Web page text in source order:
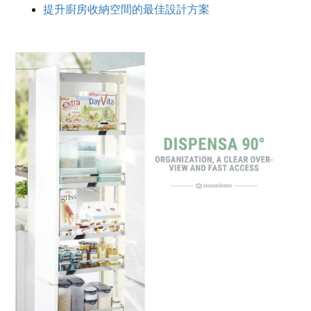
提升廚房收納空間的最佳設計方案